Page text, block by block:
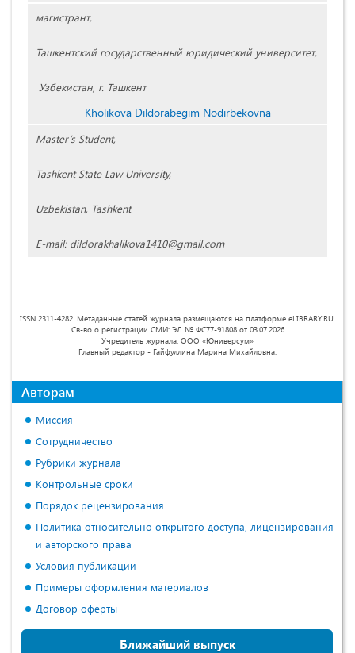
магистрант,
Ташкентский государственный юридический университет,
Узбекистан, г. Ташкент
Kholikova Dildorabegim Nodirbekovna
Master’s Student,
Tashkent State Law University,
Uzbekistan, Tashkent
E-mail: dildorakhalikova1410@gmail.com
ISSN 2311-4282. Метаданные статей журнала размещаются на платформе eLIBRARY.RU.
Св-во о регистрации СМИ: ЭЛ № ФС77-91808 от 03.07.2026
Учредитель журнала: ООО «Юниверсум»
Главный редактор - Гайфуллина Марина Михайловна.
Авторам
Миссия
Сотрудничество
Рубрики журнала
Контрольные сроки
Порядок рецензирования
Политика относительно открытого доступа, лицензирования
и авторского права
Условия публикации
Примеры оформления материалов
Договор оферты
Ближайший выпуск